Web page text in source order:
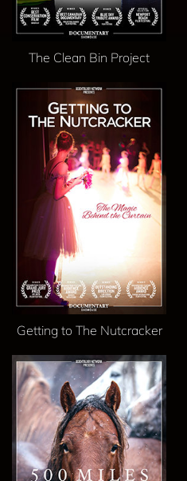
The Clean Bin Project
Getting to The Nutcracker